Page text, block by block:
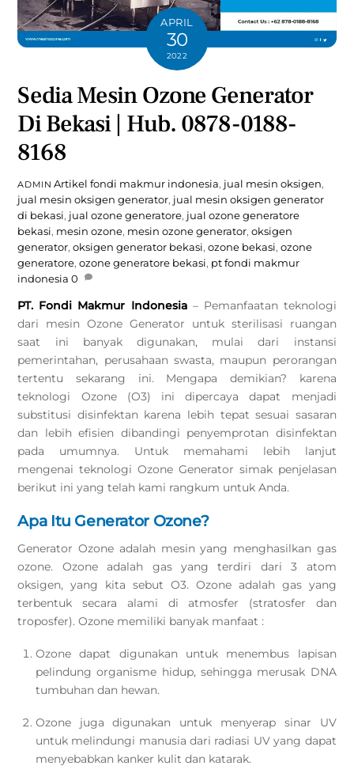
APRIL
30
2022
Sedia Mesin Ozone Generator
Di Bekasi | Hub. 0878-0188-
8168
ADMIN Artikel fondi makmur indonesia, jual mesin oksigen,
jual mesin oksigen generator, jual mesin oksigen generator
di bekasi, jual ozone generatore, jual ozone generatore
bekasi, mesin ozone, mesin ozone generator,oksigen
generator,oksigen generator bekasi,ozone bekasi,ozone
generatore,ozone generatore bekasi, pt fondi makmur
indonesia 0
PT. Fondi Makmur Indonesia– Pemanfaatan teknologi
dari mesin Ozone Generator untuk sterilisasi ruangan
saat ini banyak digunakan, mulai dari instansi
pemerintahan, perusahaan swasta, maupun perorangan
tertentu sekarang ini. Mengapa demikian? karena
teknologi Ozone (O3) ini dipercaya dapat menjadi
substitusi disinfektan karena lebih tepat sesuai sasaran
dan lebih efisien dibandingi penyemprotan disinfektan
pada umumnya. Untuk memahami lebih lanjut
mengenai teknologi Ozone Generator simak penjelasan
berikut ini yang telah kami rangkum untuk Anda.
Apa Itu Generator Ozone?
Generator Ozone adalah mesin yang menghasilkan gas
ozone. Ozone adalah gas yang terdiri dari 3 atom
oksigen, yang kita sebut O3. Ozone adalah gas yang
terbentuk secara alami di atmosfer (stratosfer dan
troposfer). Ozone memiliki banyak manfaat :
Ozone dapat digunakan untuk menembus lapisan
pelindung organisme hidup, sehingga merusak DNA
tumbuhan dan hewan.
Ozone juga digunakan untuk menyerap sinar UV
untuk melindungi manusia dari radiasi UV yang dapat
menyebabkan kanker kulit dan katarak.